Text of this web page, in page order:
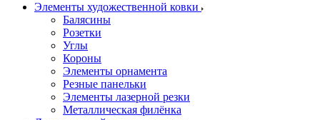
Элементы художественной ковки
Балясины
Розетки
Углы
Короны
Элементы орнамента
Резные панельки
Элементы лазерной резки
Металлическая филёнка